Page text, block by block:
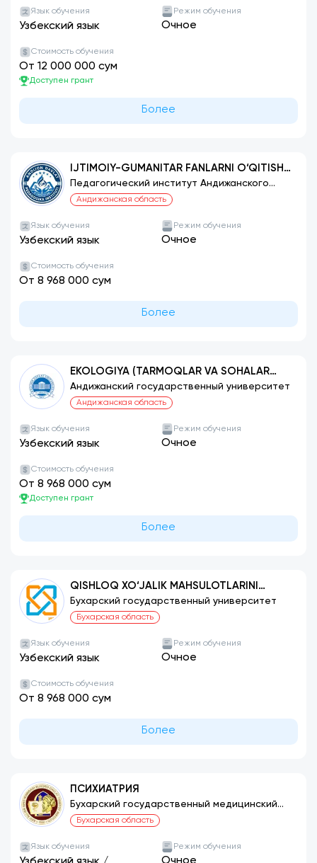
Язык обучения
Узбекский язык
Режим обучения
Очное
Стоимость обучения
От 12 000 000 сум
Доступен грант
Более
IJTIMOIY-GUMANITAR FANLARNI O‘QITISH
METODIKASI (HUQUQ TA’LIMI)
Педагогический институт Андижанского
государственного университета
Андижанская область
Язык обучения
Узбекский язык
Режим обучения
Очное
Стоимость обучения
От 8 968 000 сум
Более
EKOLOGIYA (TARMOQLAR VA SOHALAR
BO‘YICHA)
Андижанский государственный университет
Андижанская область
Язык обучения
Узбекский язык
Режим обучения
Очное
Стоимость обучения
От 8 968 000 сум
Доступен грант
Более
QISHLOQ XO‘JALIK MAHSULOTLARINI
SAQLASH VA DASTLABKI ISHLASH
TEXNOLOGIYASI (MAHSULOTLAR TURLARI
Бухарский государственный университет
Бухарская область
Язык обучения
Узбекский язык
Режим обучения
Очное
Стоимость обучения
От 8 968 000 сум
Более
ПСИХИАТРИЯ
Бухарский государственный медицинский
институт
Бухарская область
Язык обучения Режим обучения